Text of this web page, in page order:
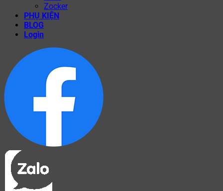
Zocker
PHỤ KIỆN
BLOG
Login